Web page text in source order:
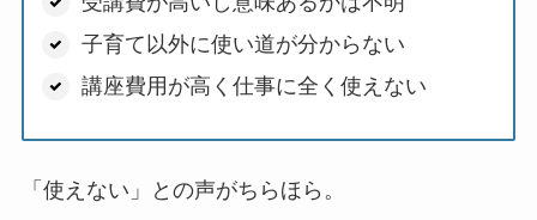
子育て以外に使い道が分からない
講座費用が高く仕事に全く使えない
「使えない」との声がちらほら。